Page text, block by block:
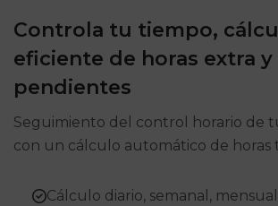
Controla tu tiempo,
eficiente de horas extra y
pendientes
Seguimiento del control horario de
con un cálculo automático de horas
Cálculo diario, semanal,